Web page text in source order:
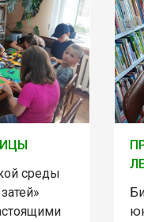
среды